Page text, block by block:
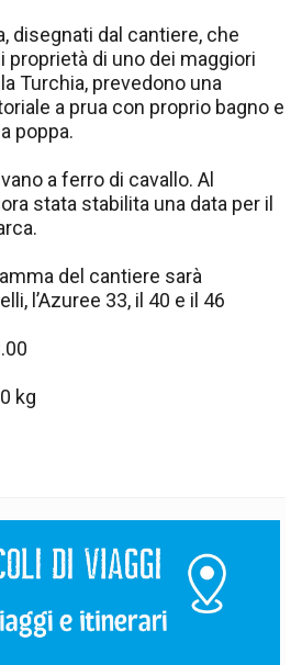
disegnati dal cantiere, che
proprietà di uno dei maggiori
Turchia, prevedono una
a prua con proprio bagno e
poppa.
a ferro di cavallo. Al
stata stabilita una data per il
del cantiere sarà
l’Azuree 33, il 40 e il 46
kg